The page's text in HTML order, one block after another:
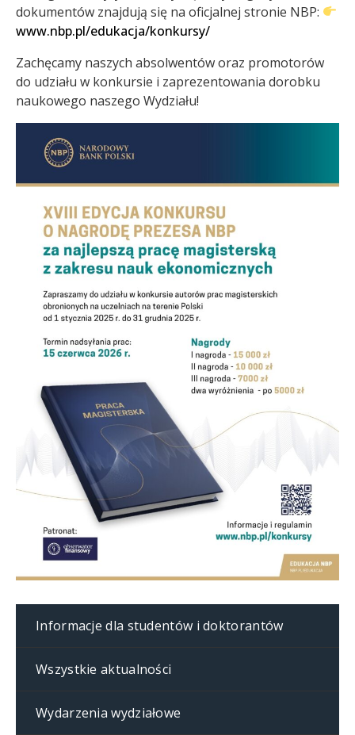
Informacje dla studentów i doktorantów
Wszystkie aktualności
Wydarzenia wydziałowe
dokumentów znajdują się na oficjalnej stronie NBP:
www.nbp.pl/edukacja/konkursy/
Zachęcamy naszych absolwentów oraz promotorów
do udziału w konkursie i zaprezentowania dorobku
naukowego naszego Wydziału!